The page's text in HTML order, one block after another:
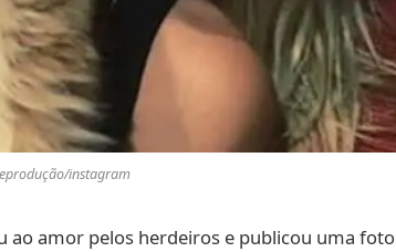
instagram
ao amor pelos herdeiros e publicou uma foto